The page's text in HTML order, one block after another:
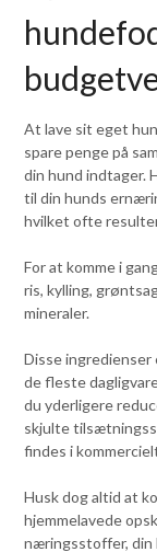
At lave sit eget
spare penge på
din hund indtager.
til din hunds
hvilket ofte
For at komme i
ris, kylling,
mineraler.
Disse ingredienser
de fleste
du yderligere
skjulte
findes i
Husk dog altid at
hjemmelavede
næringsstoffer, din